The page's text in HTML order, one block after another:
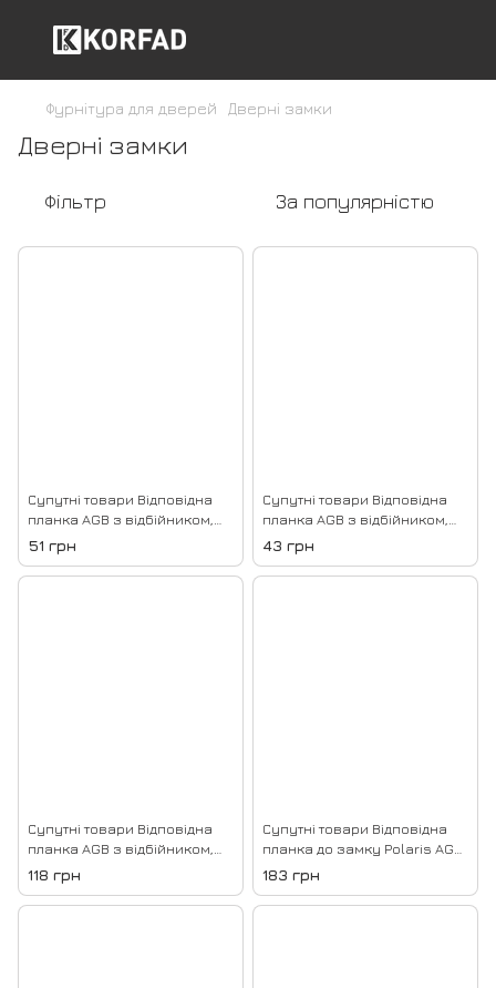
Фурнітура для дверей Дверні замки
Дверні замки
Фільтр За популярністю
Супутні товари Відповідна
планка AGB з відбійником,
Нікель
51 грн
Супутні товари Відповідна
планка AGB з відбійником,
Сатин хром
43 грн
Супутні товари Відповідна
планка AGB з відбійником,
Чорний
118 грн
Супутні товари Відповідна
планка до замку Polaris AGB
minimal XT, Антична бронза
183 грн